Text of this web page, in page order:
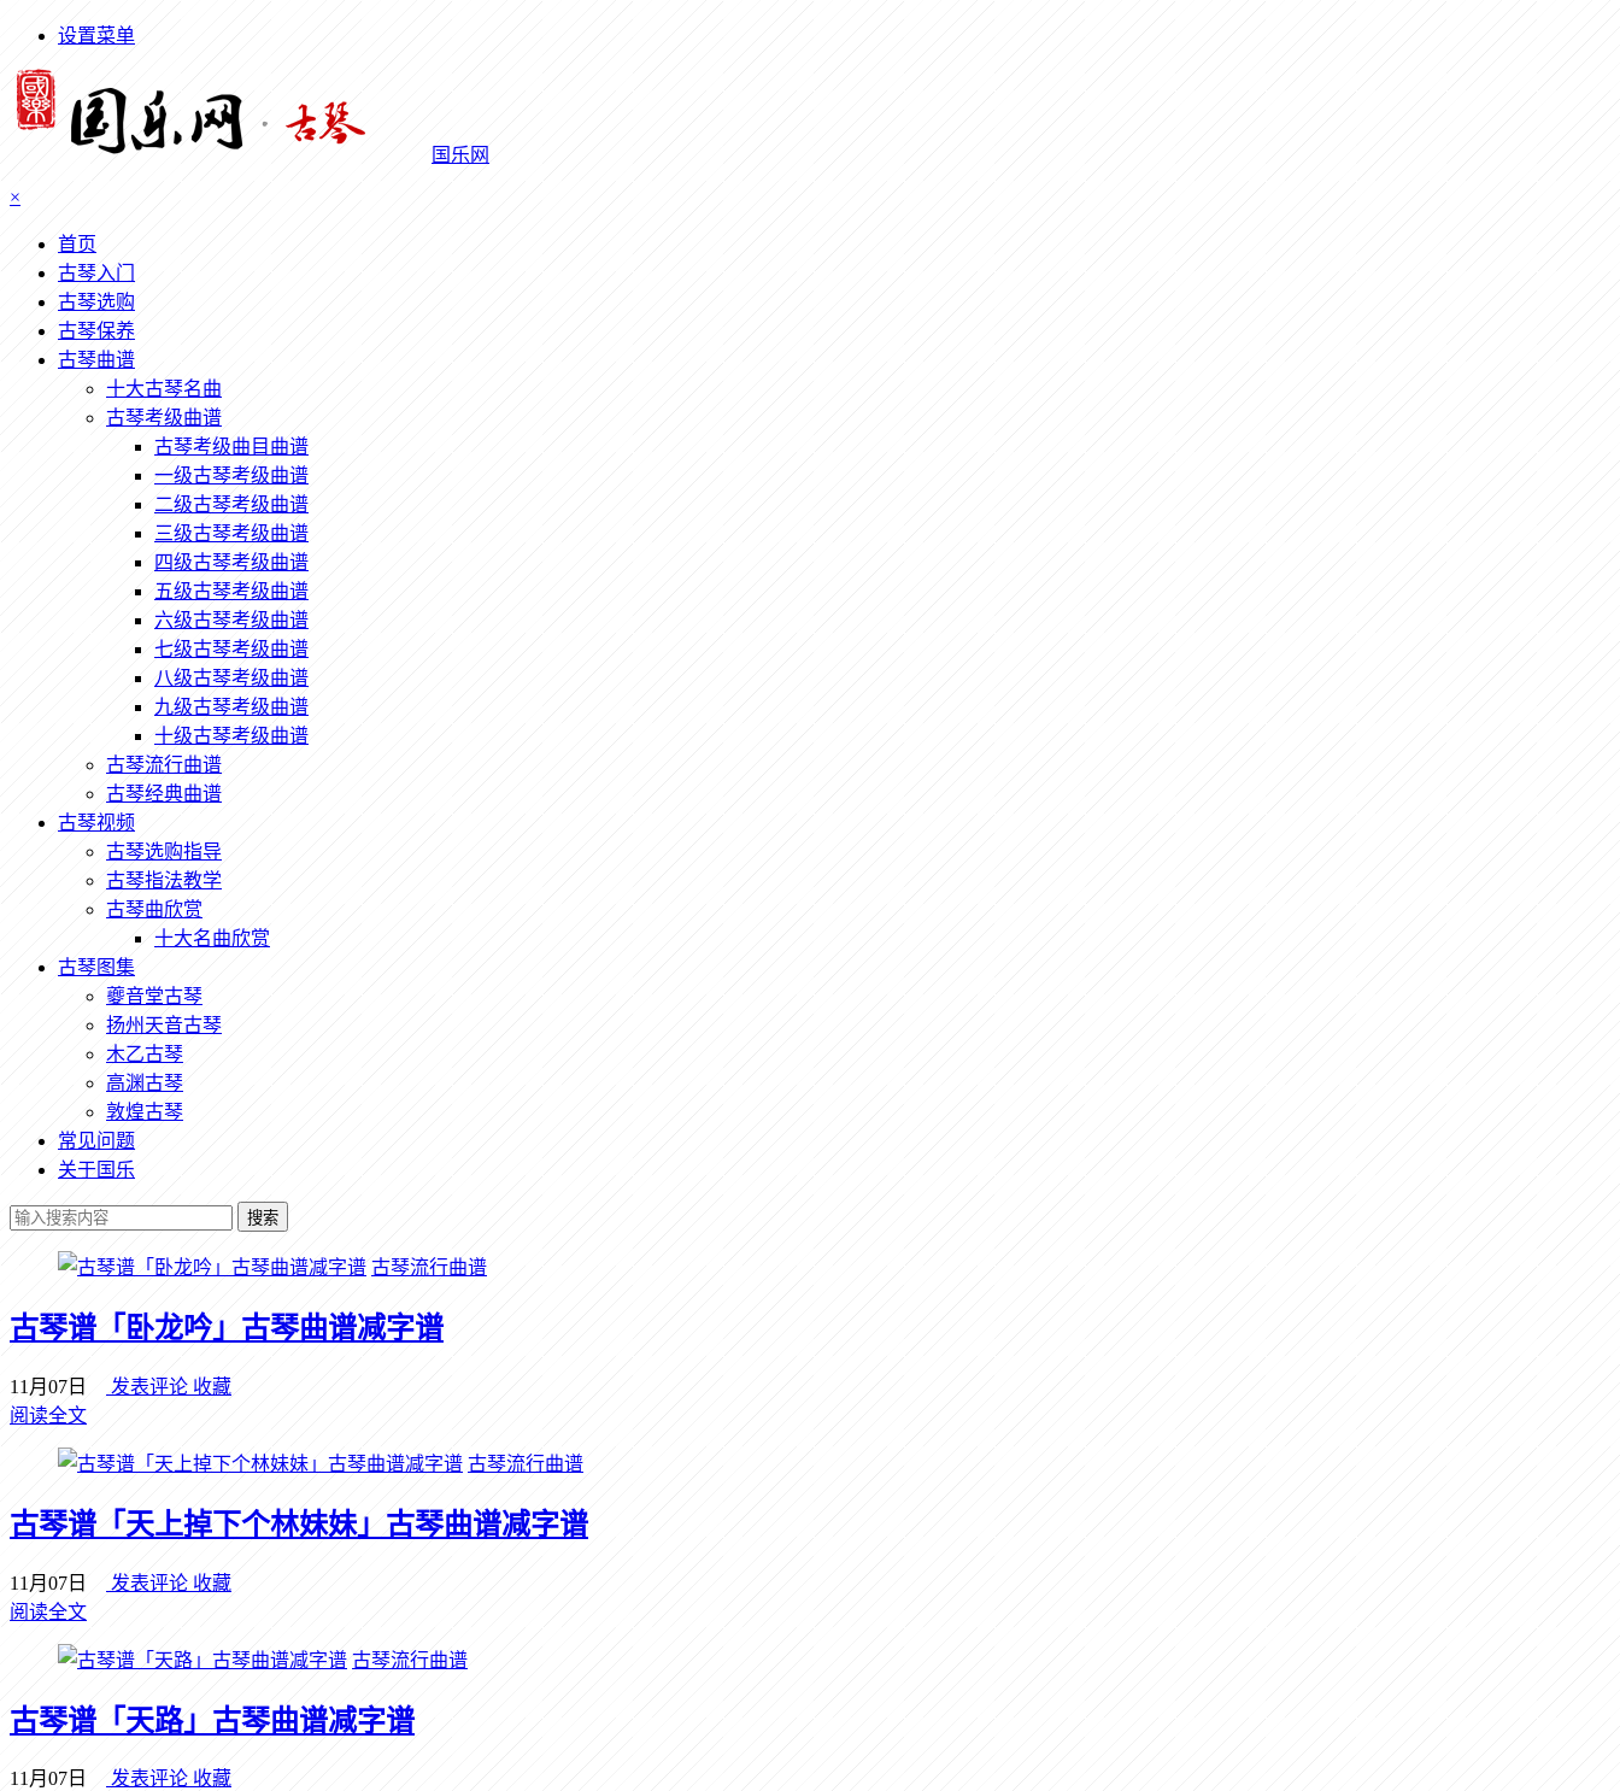
设置菜单
国乐网
×
首页
古琴入门
古琴选购
古琴保养
古琴曲谱
十大古琴名曲
古琴考级曲谱
古琴考级曲目曲谱
一级古琴考级曲谱
二级古琴考级曲谱
三级古琴考级曲谱
四级古琴考级曲谱
五级古琴考级曲谱
六级古琴考级曲谱
七级古琴考级曲谱
八级古琴考级曲谱
九级古琴考级曲谱
十级古琴考级曲谱
古琴流行曲谱
古琴经典曲谱
古琴视频
古琴选购指导
古琴指法教学
古琴曲欣赏
十大名曲欣赏
古琴图集
夔音堂古琴
扬州天音古琴
木乙古琴
高渊古琴
敦煌古琴
常见问题
关于国乐
搜索
古琴流行曲谱
古琴谱「卧龙吟」古琴曲谱减字谱
11月07日 发表评论 收藏
阅读全文
古琴流行曲谱
古琴谱「天上掉下个林妹妹」古琴曲谱减字谱
11月07日 发表评论 收藏
阅读全文
古琴流行曲谱
古琴谱「天路」古琴曲谱减字谱
11月07日 发表评论 收藏